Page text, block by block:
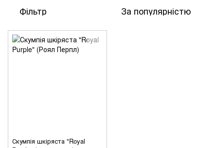
Фільтр За популярністю
Скумпія шкіряста "Royal